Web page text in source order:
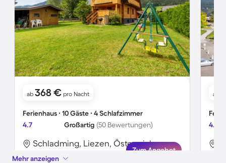
ab 368 € pro Nacht
Ferienhaus ∙ 10 Gäste ∙ 4 Schlafzimmer
4.7
Großartig (50 Bewertungen)
Schladming, Liezen, Österreich
Zum Angebot
ab
4.5
Mehr anzeigen